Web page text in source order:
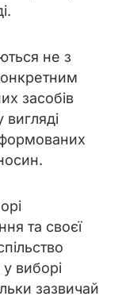
не з
засобів
вигляді
та своєї
у виборі
зазвичай